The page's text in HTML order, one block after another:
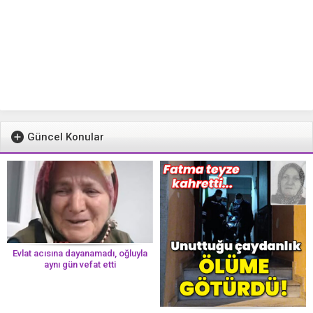
Güncel Konular
Evlat acısına dayanamadı, oğluyla
aynı gün vefat etti